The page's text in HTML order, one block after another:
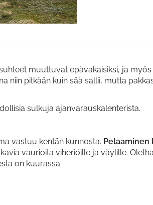
muuttuvat epävakaisiksi, ja
niin pitkään kuin sää sallii, mutta
sulkuja ajanvarauskalenterista.
vastuu kentän kunnosta. Pelaaminen
vaurioita viheriöille ja väylille.
on kuurassa.